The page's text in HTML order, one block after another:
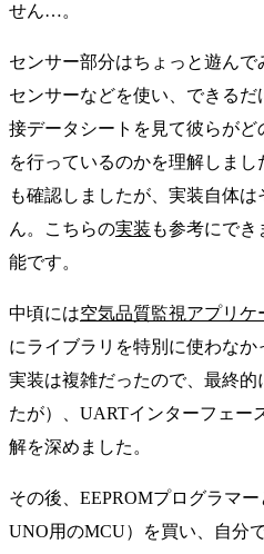
せん…。
センサー部分はちょっと遊ん
センサーなどを使い、できる
接データシートを見て彼らが
を行っているのかを理解しまし
も確認しましたが、実装自体
ん。こちらの実装 も参考にで
能です。
中頃には空気品質監視アプリケ
にライブラリを特別に使わな
実装は複雑だったので、最終
たが）、UARTインターフェー
解を深めました。
その後、EEPROMプログラマ
UNO用のMCU）を買い、自分